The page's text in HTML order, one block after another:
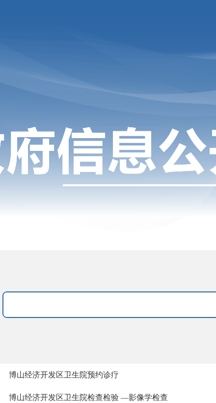
博山经济开发区卫生院预约诊疗
博山经济开发区卫生院检查检验 —影像学检查